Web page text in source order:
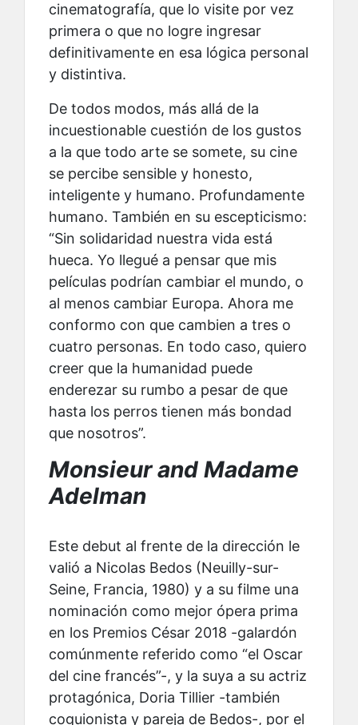
cinematografía, que lo visite por vez
primera o que no logre ingresar
definitivamente en esa lógica personal
y distintiva.
De todos modos, más allá de la
incuestionable cuestión de los gustos
a la que todo arte se somete, su cine
se percibe sensible y honesto,
inteligente y humano. Profundamente
humano. También en su escepticismo:
“Sin solidaridad nuestra vida está
hueca. Yo llegué a pensar que mis
películas podrían cambiar el mundo, o
al menos cambiar Europa. Ahora me
conformo con que cambien a tres o
cuatro personas. En todo caso, quiero
creer que la humanidad puede
enderezar su rumbo a pesar de que
hasta los perros tienen más bondad
que nosotros”.
Monsieur and Madame
Adelman
Este debut al frente de la dirección le
valió a Nicolas Bedos (Neuilly-sur-
Seine, Francia, 1980) y a su filme una
nominación como mejor ópera prima
en los Premios César 2018 -galardón
comúnmente referido como “el Oscar
del cine francés”-, y la suya a su actriz
protagónica, Doria Tillier -también
coguionista y pareja de Bedos-, por el